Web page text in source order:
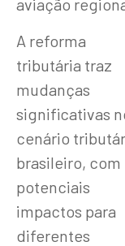
aviação
A reforma
tributária traz
mudanças
significativas
cenário
brasileiro, com
potenciais
impactos para
diferentes